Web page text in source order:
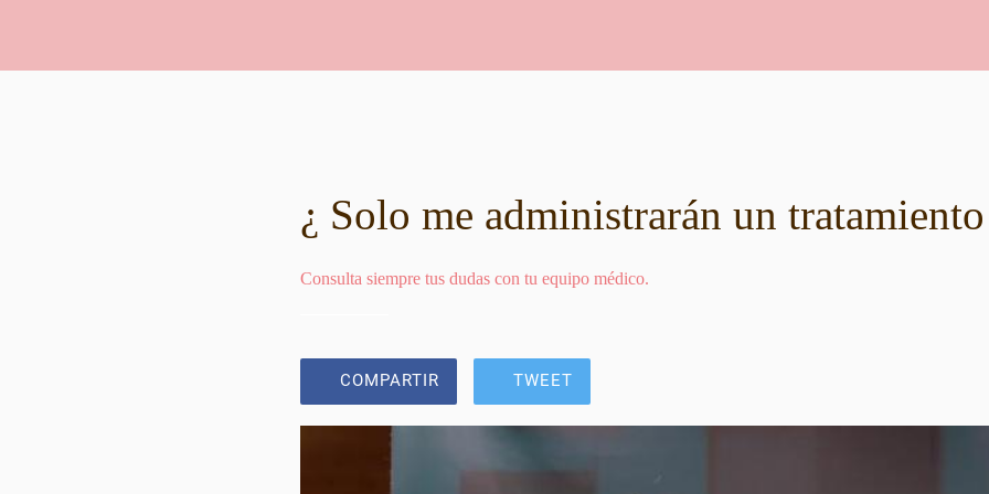
¿ Solo me administrarán un
Consulta siempre tus dudas con tu equipo médico.
COMPARTIR TWEET